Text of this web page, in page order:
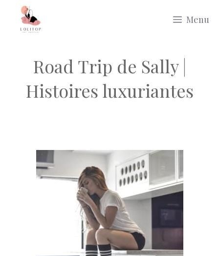
Menu
Road Trip de Sally |
Histoires luxuriantes